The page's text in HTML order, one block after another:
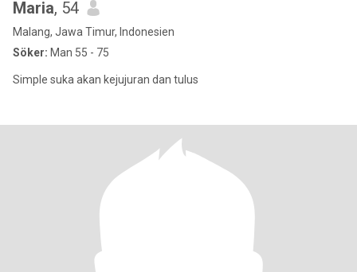
Maria, 54
Malang, Jawa Timur, Indonesien
Söker: Man 55 - 75
Simple suka akan kejujuran dan tulus